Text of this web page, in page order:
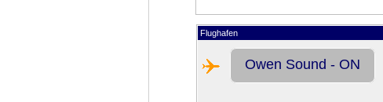
Flughafen
Owen Sound - ON